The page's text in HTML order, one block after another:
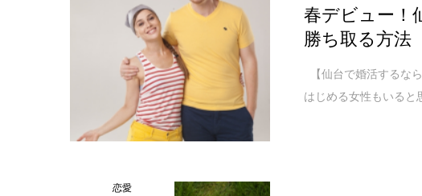
春デビュー！
勝ち取る方法
【仙台で婚活するな
はじめる女性もいると
恋愛